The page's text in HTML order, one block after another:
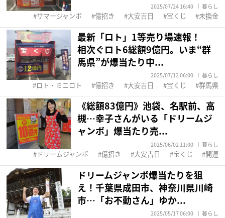
2025/07/24 16:40 暮らし
サマージャンボ 億招き 大安吉日 宝くじ 未換金
最新「ロト」1等売り場速報！
相次ぐロト6総額9億円。いま“群
馬県”が爆当たり中...
2025/07/12 06:00 暮らし
ロト・ミニロト 億招き 大安吉日 宝くじ 群馬県
《総額83億円》池袋、名駅前、高
槻…幸子さんがいる「ドリームジ
ャンボ」爆当たり売...
2025/06/02 11:00 暮らし
ドリームジャンボ 億招き 大安吉日 宝くじ 開運
ドリームジャンボ爆当たりを狙
え！千葉県成田市、神奈川県川崎
市…「お不動さん」ゆか...
2025/05/17 06:00 暮らし